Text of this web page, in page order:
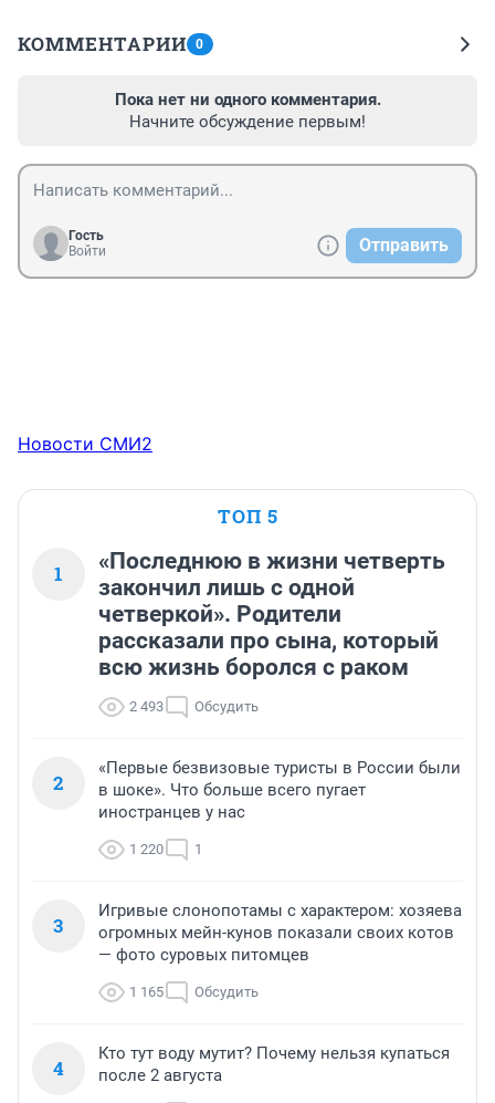
КОММЕНТАРИИ 0
Пока нет ни одного комментария.
Начните обсуждение первым!
Гость
Войти
Отправить
Новости СМИ2
ТОП 5
1
«Последнюю в жизни четверть
закончил лишь с одной
четверкой». Родители
рассказали про сына, который
всю жизнь боролся с раком
2 493 Обсудить
2
«Первые безвизовые туристы в России были
в шоке». Что больше всего пугает
иностранцев у нас
1 220 1
3
Игривые слонопотамы с характером: хозяева
огромных мейн-кунов показали своих котов
— фото суровых питомцев
1 165 Обсудить
4
Кто тут воду мутит? Почему нельзя купаться
после 2 августа